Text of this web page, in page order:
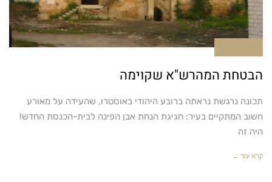
הבטחת המהרש"א שקוימה
תכונה נרגשת נראתה ברובע היהודי באוסטרו, שהעידה על מאורע
חשוב המתקיים בעיר: חגיגת הנחת אבן הפינה לבית-הכנסת החדש!
היה זה
קרא עוד ←